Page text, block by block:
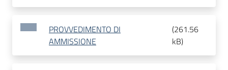
PROVVEDIMENTO DI
AMMISSIONE
(261.56
kB)